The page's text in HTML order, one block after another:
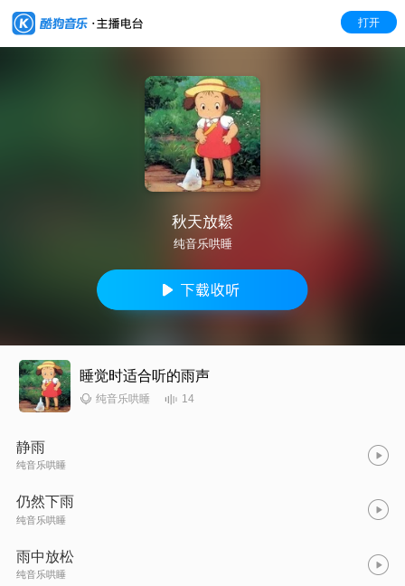
打开
秋天放鬆
纯音乐哄睡
睡觉时适合听的雨声
纯音乐哄睡 14
静雨
纯音乐哄睡
仍然下雨
纯音乐哄睡
雨中放松
纯音乐哄睡